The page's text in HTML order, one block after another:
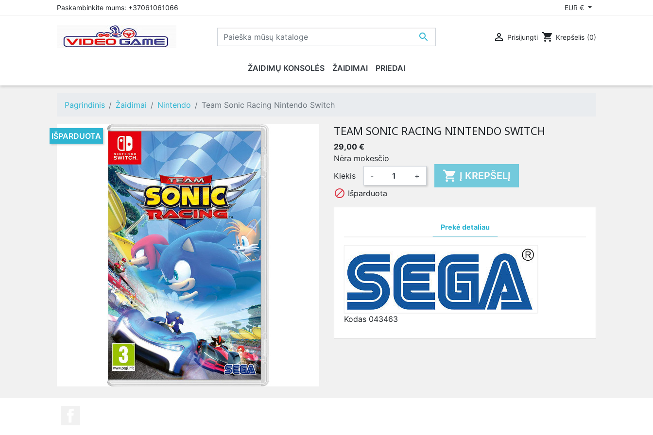
Paskambinkite mums: +37061061066 EUR €
  Prisijungti shopping_cart Krepšelis (0)
ŽAIDIMŲ KONSOLĖS ŽAIDIMAI
PREORDER PLAYSTATION 4 XBOX ONE PLAYSTATION 5 XBOX SERIES X NINTENDO XBOX 360 PLAYSTATION 3
PRIEDAI
Pagrindinis Žaidimai Nintendo Team Sonic Racing Nintendo Switch
IŠPARDUOTA TEAM SONIC RACING NINTENDO SWITCH
29,00 €
Nėra mokesčio
Kiekis
- +  Į KREPŠELĮ
 Išparduota
Prekė detaliau
Kodas 043463